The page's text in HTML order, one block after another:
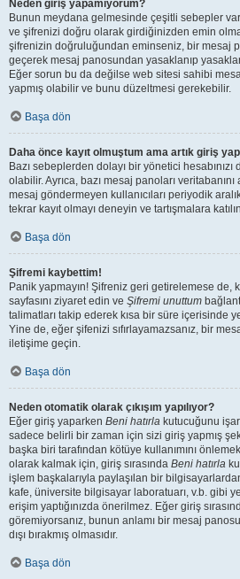
Neden giriş yapamıyorum?
Bunun meydana gelmesinde çeşitli sebepler
ve şifrenizi doğru olarak girdiğinizden emin
şifrenizin doğruluğundan eminseniz, bir mesaj
geçerek mesaj panosundan yasaklanıp
Eğer sorun bu da değilse web sitesi sahibi
yapmış olabilir ve bunu düzeltmesi gerekebilir.
Başa dön
Daha önce kayıt olmuştum ama artık giriş
Bazı sebeplerden dolayı bir yönetici
olabilir. Ayrıca, bazı mesaj panoları
mesaj göndermeyen kullanıcıları periyodik
tekrar kayıt olmayı deneyin ve tartışmalara
Başa dön
Şifremi kaybettim!
Panik yapmayın! Şifreniz geri getirelemese de,
sayfasını ziyaret edin ve Şifremi unuttum
talimatları takip ederek kısa bir süre içerisinde
Yine de, eğer şifenizi sıfırlayamazsanız, bir
iletişime geçin.
Başa dön
Neden otomatik olarak çıkışım yapılıyor?
Eğer giriş yaparken Beni hatırla kutucuğunu
sadece belirli bir zaman için sizi giriş yapmış
başka biri tarafından kötüye kullanımını
olarak kalmak için, giriş sırasında Beni hatırla
işlem başkalarıyla paylaşılan bir
kafe, üniversite bilgisayar laboratuarı, v.b. gibi
erişim yaptığınızda önerilmez. Eğer giriş
göremiyorsanız, bunun anlamı bir mesaj
dışı bırakmış olmasıdır.
Başa dön